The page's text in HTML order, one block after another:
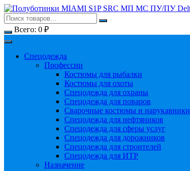
Перейти
к
содержимому
Всего: 0 ₽
Спецодежда
Профессии
Костюмы для рыбалки
Костюмы для охоты
Спецодежда для охраны
Спецодежда для поваров
Сварочные костюмы и нарукавники
Спецодежда для нефтяников
Спецодежда для сферы услуг
Спецодежда для дорожников
Спецодежда для строителей
Спецодежда для ИТР
Назначение